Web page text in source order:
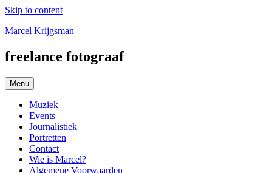
Skip to content
Marcel Krijgsman
freelance fotograaf
Menu
Muziek
Events
Journalistiek
Portretten
Contact
Wie is Marcel?
Algemene Voorwaarden